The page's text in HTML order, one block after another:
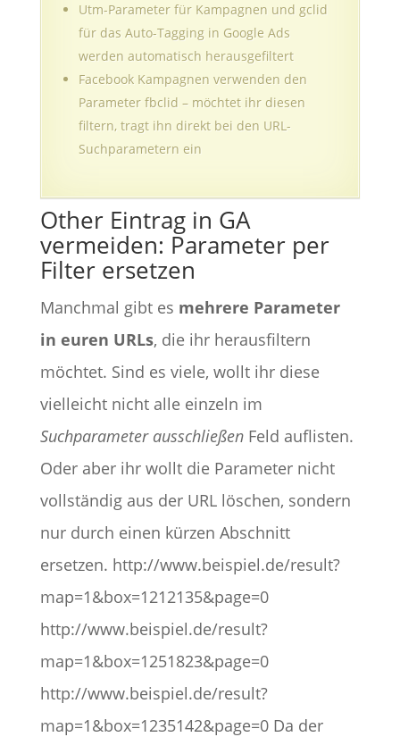
Utm-Parameter für Kampagnen und gclid
für das Auto-Tagging in Google Ads
werden automatisch herausgefiltert
Facebook Kampagnen verwenden den
Parameter fbclid – möchtet ihr diesen
filtern, tragt ihn direkt bei den URL-
Suchparametern ein
Other Eintrag in GA
vermeiden: Parameter per
Filter ersetzen
Manchmal gibt es mehrere Parameter
in euren URLs, die ihr herausfiltern
möchtet. Sind es viele, wollt ihr diese
vielleicht nicht alle einzeln im
Suchparameter ausschließenFeld auflisten.
Oder aber ihr wollt die Parameter nicht
vollständig aus der URL löschen, sondern
nur durch einen kürzen Abschnitt
ersetzen. http://www.beispiel.de/result?
map=1&box=1212135&page=0
http://www.beispiel.de/result?
map=1&box=1251823&page=0
http://www.beispiel.de/result?
map=1&box=1235142&page=0 Da der